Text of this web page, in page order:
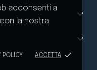
acconsenti a
la nostra
POLICY ACCETTA done

